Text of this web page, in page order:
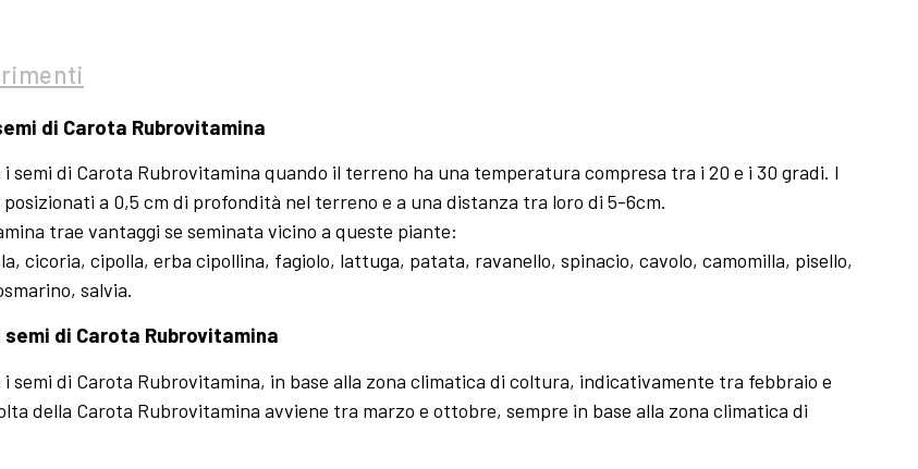
di Carota Rubrovitamina
semi di Carota Rubrovitamina quando il terreno ha una temperatura compresa tra i 20 e i 30 gradi. I
posizionati a 0,5 cm di profondità nel terreno e a una distanza tra loro di 5-6cm.
trae vantaggi se seminata vicino a queste piante:
cicoria, cipolla, erba cipollina, fagiolo, lattuga, patata, ravanello, spinacio, cavolo, camomilla, pisello,
salvia.
di Carota Rubrovitamina
semi di Carota Rubrovitamina, in base alla zona climatica di coltura, indicativamente tra febbraio e
della Carota Rubrovitamina avviene tra marzo e ottobre, sempre in base alla zona climatica di